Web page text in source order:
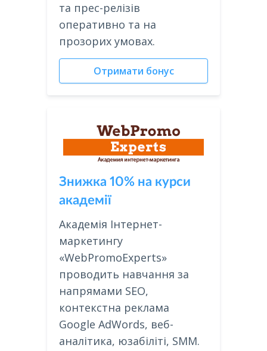
та прес-релізів
оперативно та на
прозорих умовах.
Отримати бонус
Знижка 10% на курси
академії
Академія Інтернет-
маркетингу
«WebPromoExperts»
проводить навчання за
напрямами SEO,
контекстна реклама
Google AdWords, веб-
аналітика, юзабіліті, SMM.